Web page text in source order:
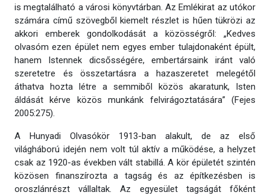
is megtalálható a városi könyvtárban. Az Emlékirat az utókor
számára című szövegből kiemelt részlet is hűen tükrözi az
akkori emberek gondolkodását a közösségről: „Kedves
olvasóm ezen épület nem egyes ember tulajdonaként épült,
hanem Istennek dicsősségére, embertársaink iránt való
szeretetre és összetartásra a hazaszeretet melegétől
áthatva hozta létre a semmiből közös akaratunk, Isten
áldását kérve közös munkánk felvirágoztatására” (Fejes
2005:275).
A Hunyadi Olvasókör 1913-ban alakult, de az első
világháború idején nem volt túl aktív a működése, a helyzet
csak az 1920-as években vált stabillá. A kör épületét szintén
közösen finanszírozta a tagság és az építkezésben is
oroszlánrészt vállaltak. Az egyesület tagságát főként